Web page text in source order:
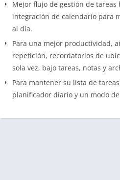
Mejor flujo de gestión de tareas
integración de calendario para
al día.
Para una mejor productividad,
repetición, recordatorios de
sola vez, bajo tareas, notas y
Para mantener su lista de
planificador diario y un modo